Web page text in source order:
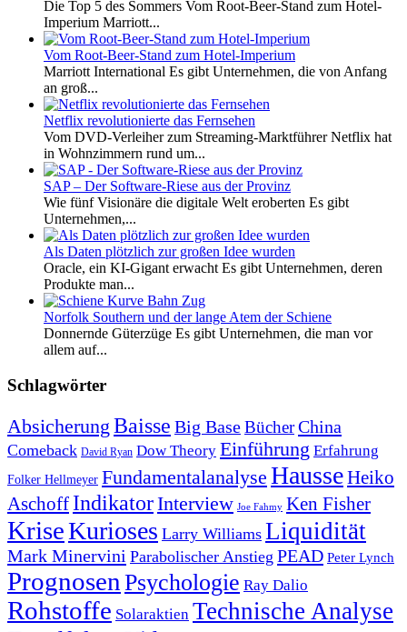
Die Top 5 des Sommers Vom Root-Beer-Stand zum Hotel-
Imperium Marriott...
Vom Root-Beer-Stand zum Hotel-Imperium
Marriott International Es gibt Unternehmen, die von Anfang
an groß...
Netflix revolutionierte das Fernsehen
Vom DVD-Verleiher zum Streaming-Marktführer Netflix hat
in Wohnzimmern rund um...
SAP – Der Software-Riese aus der Provinz
Wie fünf Visionäre die digitale Welt eroberten Es gibt
Unternehmen,...
Als Daten plötzlich zur großen Idee wurden
Oracle, ein KI-Gigant erwacht Es gibt Unternehmen, deren
Produkte man...
Norfolk Southern und der lange Atem der Schiene
Donnernde Güterzüge Es gibt Unternehmen, die man vor
allem auf...
Schlagwörter
Absicherung Baisse Big BaseBücherChina
Comeback David Ryan Dow Theory Einführung Erfahrung
Folker Hellmeyer Fundamentalanalyse HausseHeiko
Aschoff IndikatorInterview Joe Fahmy Ken Fisher
KriseKurioses Larry Williams Liquidität
Mark Minervini Parabolischer Anstieg PEAD Peter Lynch
Prognosen Psychologie Ray Dalio
Rohstoffe Solaraktien Technische Analyse